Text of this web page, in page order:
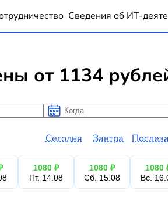
Сведения об ИТ-
от 1134
Когда
Когда
Сегодня Завтра
1080 ₽
Пт. 14.08
1080 ₽
Сб. 15.08
1080
Вс.